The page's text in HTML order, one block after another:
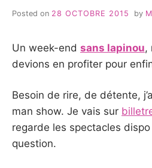
Posted on 28 OCTOBRE 2015 by
Un week-end sans lapinou,
devions en profiter pour
Besoin de rire, de détente,
man show. Je vais sur
regarde les spectacles
question.